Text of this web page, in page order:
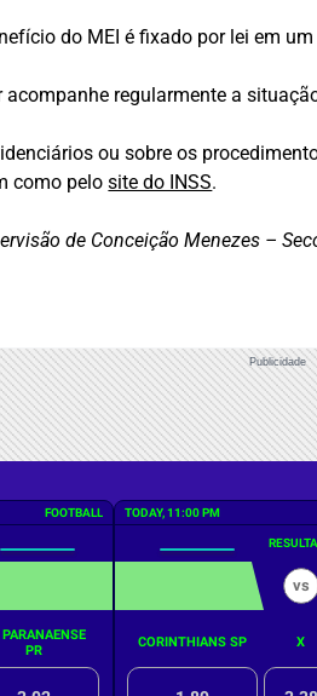
do MEI é fixado por lei em
regularmente a
ou sobre os
como pelosite do INSS.
de Conceição Menezes –
Publicidade